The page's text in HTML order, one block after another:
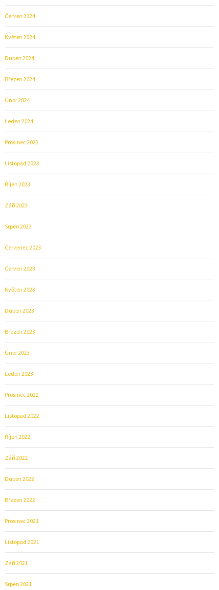
Červen 2024
Květen 2024
Duben 2024
Březen 2024
Únor 2024
Leden 2024
Prosinec 2023
Listopad 2023
Říjen 2023
Září 2023
Srpen 2023
Červenec 2023
Červen 2023
Květen 2023
Duben 2023
Březen 2023
Únor 2023
Leden 2023
Prosinec 2022
Listopad 2022
Říjen 2022
Září 2022
Duben 2022
Březen 2022
Prosinec 2021
Listopad 2021
Září 2021
Srpen 2021